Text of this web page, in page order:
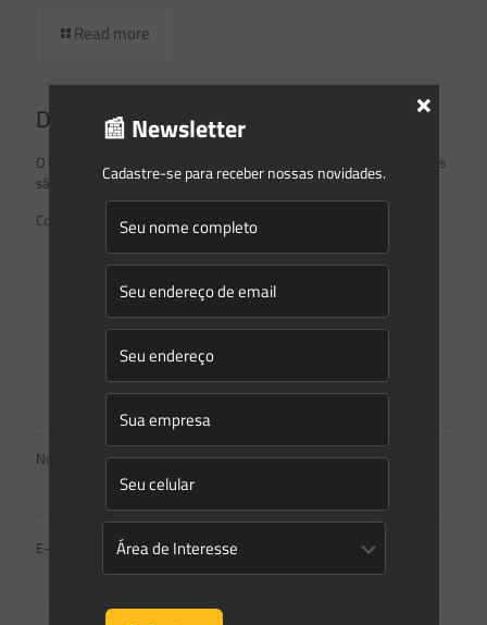
Read more
Deixe um comentário
O seu endereço de e-mail não será publicado.
Campos obrigatórios
são marcados com*
Comentário
Nome
E-mail
📰 Newsletter
Cadastre-se para receber nossas novidades.
×